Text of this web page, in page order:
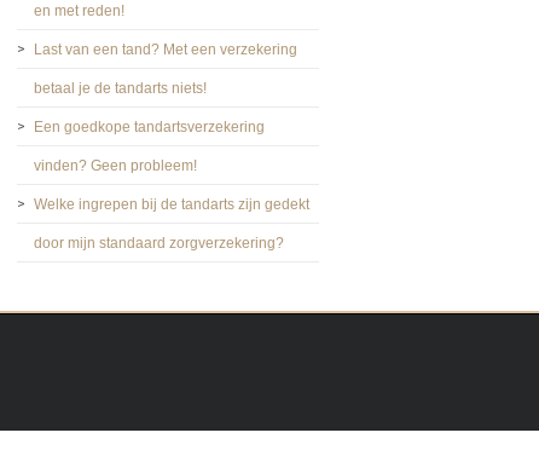
en met reden!
Last van een tand? Met een verzekering
betaal je de tandarts niets!
Een goedkope tandartsverzekering
vinden? Geen probleem!
Welke ingrepen bij de tandarts zijn gedekt
door mijn standaard zorgverzekering?